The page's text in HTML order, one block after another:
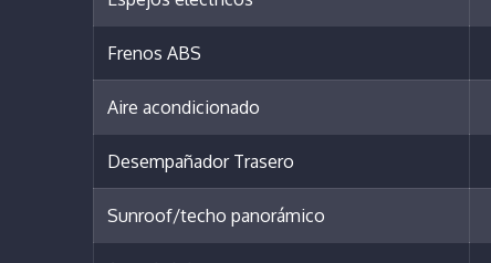
Frenos ABS
Aire acondicionado
Desempañador Trasero
Sunroof/techo panorámico